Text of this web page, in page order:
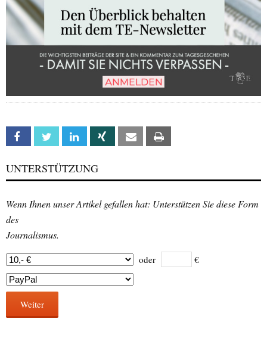
Facebook Twitter Linkedin Xing Email
UNTERSTÜTZUNG
Wenn Ihnen unser Artikel gefallen hat: Unterstützen Sie diese Form
des
Journalismus.
oder €
Weiter